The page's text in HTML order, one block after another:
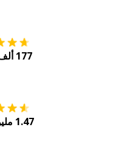
177 ألف تصنيف
1.47 مليون تقييم